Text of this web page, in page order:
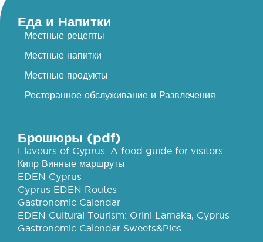
Еда и Напитки
- Местные рецепты
- Местные напитки
- Местные продукты
- Ресторанное обслуживание и Развлечения
Брошюры (pdf)
Flavours of Cyprus: A food guide for visitors
Кипр Винные маршруты
EDEN Cyprus
Cyprus EDEN Routes
Gastronomic Calendar
EDEN Cultural Tourism: Orini Larnaka, Cyprus
Gastronomic Calendar Sweets&Pies